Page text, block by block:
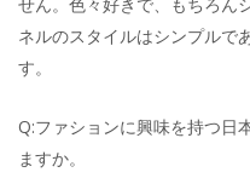
ネルのスタイルはシンプルで
す。
Q:ファションに興味を持つ日
ますか。